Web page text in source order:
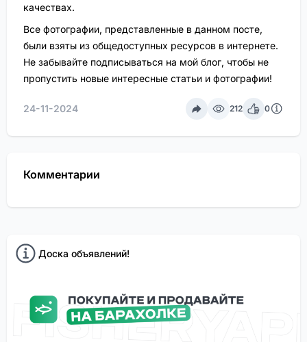
качествах.
Все фотографии, представленные в данном посте,
были взяты из общедоступных ресурсов в интернете.
Не забывайте подписываться на мой блог, чтобы не
пропустить новые интересные статьи и фотографии!
24-11-2024 212 0
Комментарии
Доска объявлений!